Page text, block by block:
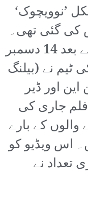
’نوویچوک‘
کی گئی تھی۔
جرمنی میں کامیاب علاج کے بعد 14 دسمبر
ٹیم نے (بیلنگ
اور ڈیر
جاری کی
کے بارے
اس ویڈیو کو
تعداد نے